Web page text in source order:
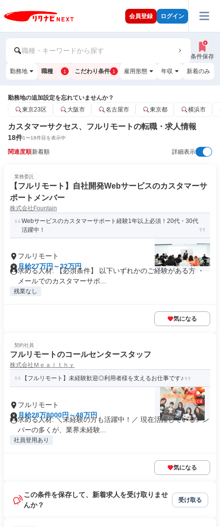
会員登録 ログイン
職種・キーワードから探す
条件保存
勤務地 職種 1 こだわり条件 1 雇用形態 年収 新着のみ
勤務地の追加設定を忘れていませんか？
東京23区
大阪市 名古屋市 東京都 横浜市
カスタマーサクセス、フルリモートの転職・求人情報
18件1〜18件目を表示中
関連度順新着順 詳細表示
業務委託
【フルリモート】自社開発Webサービスのカスタマーサ
ポートメンバー
株式会社Fountain
Webサービスのカスタマーサポート経験1年以上必須！20代・30代
活躍中！
フルリモート
月給27万円～32万円
求める人材: 【必須条件】 以下いずれかのご経験がある方 ・
メールでのカスタマーサポ...
残業なし
気になる
契約社員
フルリモートのコールセンタースタッフ
株式会社Ｍｅａｌｔｈｙ
【フルリモート】未経験歓迎◎利用者様を支えるお仕事です♪
フルリモート
月給28万8000円～48万円
求める人材: ＼未経験の方も活躍中！／ 現在活躍しているメン
バーの多くが、業界未経験...
社員登用あり
気になる
この条件を保存して、新着求人を受け取りませ
んか？
受け取る